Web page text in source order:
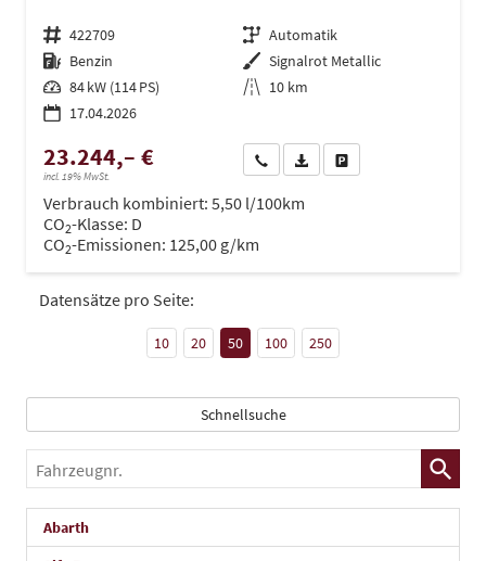
Fahrzeugnr. 422709 Getriebe Automatik
Kraftstoff Benzin Außenfarbe Signalrot Metallic
Leistung 84 kW (114 PS) Kilometerstand 10 km
17.04.2026
23.244,– €
incl. 19% MwSt.
Wir rufen Sie anPDF-Datei, Fahrzeugexposé
Verbrauch kombiniert: 5,50 l/100km
CO2-Klasse: D
CO2-Emissionen: 125,00 g/km
Datensätze pro Seite:
10 20 50 100 250
Schnellsuche
Fahrzeugnr.
Abarth